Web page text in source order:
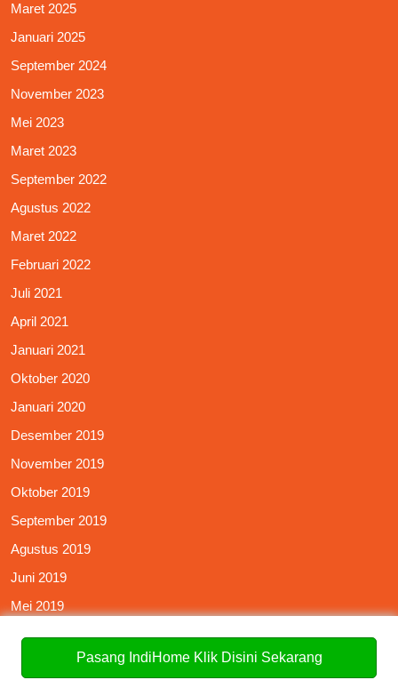
Maret 2025
Januari 2025
September 2024
November 2023
Mei 2023
Maret 2023
September 2022
Agustus 2022
Maret 2022
Februari 2022
Juli 2021
April 2021
Januari 2021
Oktober 2020
Januari 2020
Desember 2019
November 2019
Oktober 2019
September 2019
Agustus 2019
Juni 2019
Mei 2019
Pasang IndiHome Klik Disini Sekarang